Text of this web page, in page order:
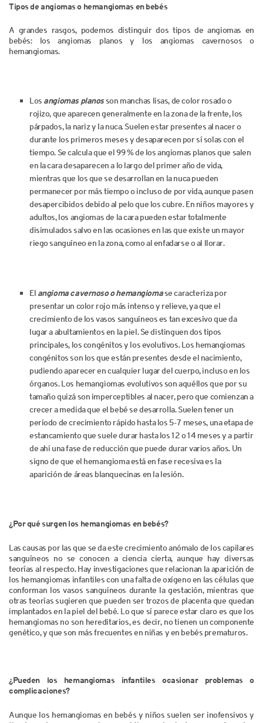
Tipos de angiomas o hemangiomas en bebés
A grandes rasgos, podemos distinguir dos tipos de angiomas en
bebés: los angiomas planos y los angiomas cavernosos o
hemangiomas.
Los angiomas planosson manchas lisas, de color rosado o
rojizo, que aparecen generalmente en la zona de la frente, los
párpados, la nariz y la nuca. Suelen estar presentes al nacer o
durante los primeros meses y desaparecen por sí solas con el
tiempo. Se calcula que el 99 % de los angiomas planos que salen
en la cara desaparecen a lo largo del primer año de vida,
mientras que los que se desarrollan en la nuca pueden
permanecer por más tiempo o incluso de por vida, aunque pasen
desapercibidos debido al pelo que los cubre. En niños mayores y
adultos, los angiomas de la cara pueden estar totalmente
disimulados salvo en las ocasiones en las que existe un mayor
riego sanguíneo en la zona, como al enfadarse o al llorar.
El angioma cavernoso o hemangiomase caracteriza por
presentar un color rojo más intenso y relieve, ya que el
crecimiento de los vasos sanguíneos es tan excesivo que da
lugar a abultamientos en la piel. Se distinguen dos tipos
principales, los congénitos y los evolutivos. Los hemangiomas
congénitos son los que están presentes desde el nacimiento,
pudiendo aparecer en cualquier lugar del cuerpo, incluso en los
órganos. Los hemangiomas evolutivos son aquéllos que por su
tamaño quizá son imperceptibles al nacer, pero que comienzan a
crecer a medida que el bebé se desarrolla. Suelen tener un
período de crecimiento rápido hasta los 5-7 meses, una etapa de
estancamiento que suele durar hasta los 12 o 14 meses y a partir
de ahí una fase de reducción que puede durar varios años. Un
signo de que el hemangioma está en fase recesiva es la
aparición de áreas blanquecinas en la lesión.
¿Por qué surgen los hemangiomas en bebés?
Las causas por las que se da este crecimiento anómalo de los capilares
sanguíneos no se conocen a ciencia cierta, aunque hay diversas
teorías al respecto. Hay investigaciones que relacionan la aparición de
los hemangiomas infantiles con una falta de oxígeno en las células que
conforman los vasos sanguíneos durante la gestación, mientras que
otras teorías sugieren que pueden ser trozos de placenta que quedan
implantados en la piel del bebé. Lo que sí parece estar claro es que los
hemangiomas no son hereditarios, es decir, no tienen un componente
genético, y que son más frecuentes en niñas y en bebés prematuros.
¿Pueden los hemangiomas infantiles ocasionar problemas o
complicaciones?
Aunque los hemangiomas en bebés y niños suelen ser inofensivos y